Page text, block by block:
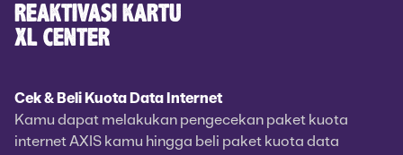
REAKTIVASI KARTU
XL CENTER
Cek & Beli Kuota Data Internet
Kamu dapat melakukan pengecekan paket kuota
internet AXIS kamu hingga beli paket kuota data